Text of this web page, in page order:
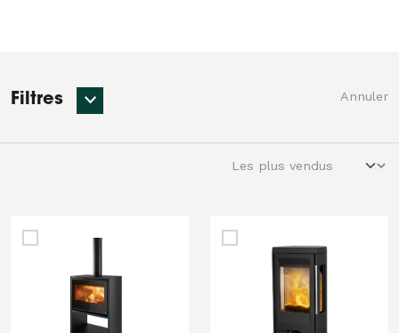
Filtres Annuler